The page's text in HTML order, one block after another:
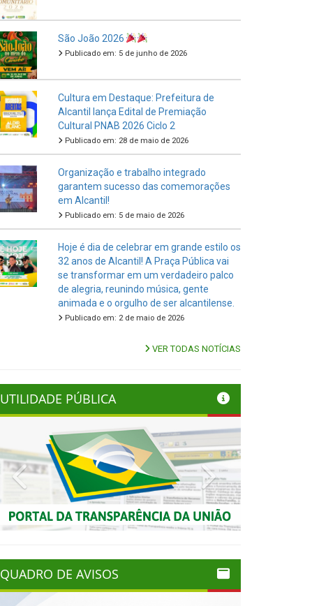
São João 2026
Publicado em: 5 de junho de 2026
Cultura em Destaque: Prefeitura de
Alcantil lança Edital de Premiação
Cultural PNAB 2026 Ciclo 2
Publicado em: 28 de maio de 2026
Organização e trabalho integrado
garantem sucesso das comemorações
em Alcantil!
Publicado em: 5 de maio de 2026
Hoje é dia de celebrar em grande estilo os
32 anos de Alcantil! A Praça Pública vai
se transformar em um verdadeiro palco
de alegria, reunindo música, gente
animada e o orgulho de ser alcantilense.
Publicado em: 2 de maio de 2026
VER TODAS NOTÍCIAS
UTILIDADE PÚBLICA
Previous Next
QUADRO DE AVISOS